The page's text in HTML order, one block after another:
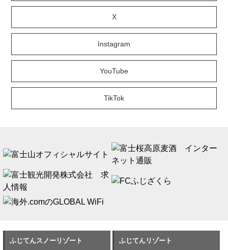
X
Instagram
YouTube
TikTok
ふじてんスノーリゾート ふじてんリゾート